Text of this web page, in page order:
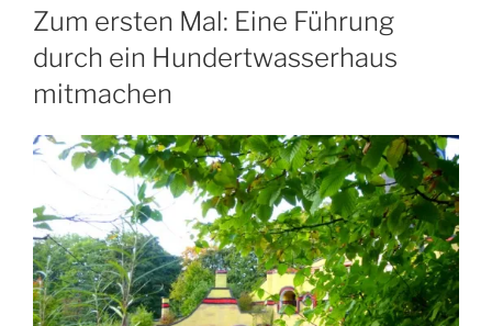
AM
Zum ersten Mal: Eine Führung
durch ein Hundertwasserhaus
mitmachen